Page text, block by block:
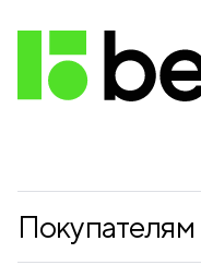
Покупателям